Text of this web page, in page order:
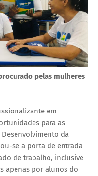
pelas mulheres
em
para as
da
se a porta de entrada
de trabalho, inclusive
apenas por alunos do